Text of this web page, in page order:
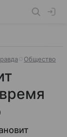
Общество